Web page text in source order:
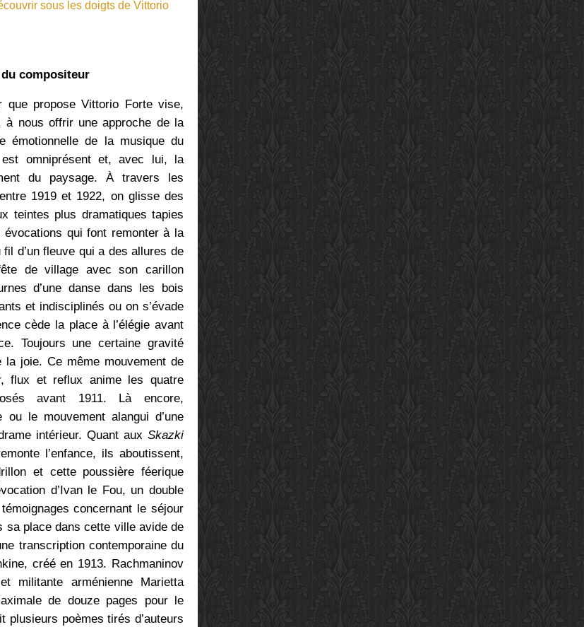
compositeur
que propose Vittorio Forte vise,
à nous offrir une approche de la
émotionnelle de la musique du
omniprésent et, avec lui, la
du paysage. À travers les
1919 et 1922, on glisse des
teintes plus dramatiques tapies
qui font remonter à la
d’un fleuve qui a des allures de
de village avec son carillon
d’une danse dans les bois
et indisciplinés ou on s’évade
cède la place à l’élégie avant
Toujours une certaine gravité
joie. Ce même mouvement de
flux et reflux anime les quatre
avant 1911. Là encore,
ou le mouvement alangui d’une
intérieur. Quant aux Skazki
l’enfance, ils aboutissent,
et cette poussière féerique
d’Ivan le Fou, un double
concernant le séjour
sa place dans cette ville avide de
transcription contemporaine du
créé en 1913. Rachmaninov
militante arménienne Marietta
de douze pages pour le
poèmes tirés d’auteurs